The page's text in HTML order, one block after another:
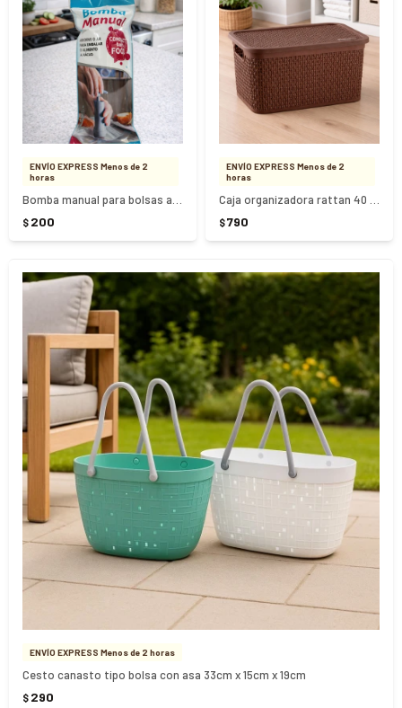
ENVÍO EXPRESS Menos de 2
horas
$ 200
ENVÍO EXPRESS Menos de 2
horas
$790
ENVÍO EXPRESS Menos de 2 horas
Cesto canasto tipo bolsa con asa 33cm x 15cm x 19cm
$ 290